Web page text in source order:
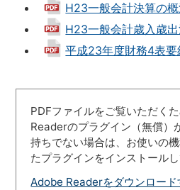
H23一般会計決算の
H23一般会計歳入歳
平成23年度財務4表
PDFファイルをご覧いただく
Readerのプラグイン（無償）
持ちでない場合は、お使いの
たプラグインをインストールし
Adobe Readerをダウンロード